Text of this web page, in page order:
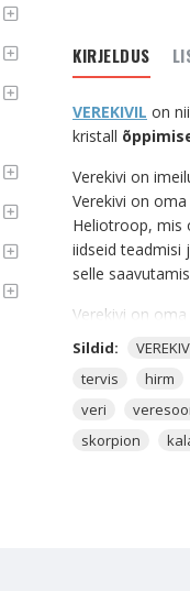
KIRJELDUS
VEREKIVIL on nii
kristall
Verekivi on
Verekivi on
Heliotroop, mis
iidseid teadmisi
selle
Verekivi on
tõmbama.
meenutas
kristalliks, mis
Verekivi kõige
Sildid:
tervis
hirm
veri
skorpion